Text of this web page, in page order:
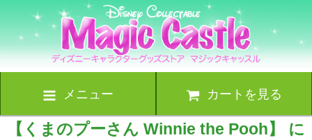
メニュー カートを見る
【くまのプーさん Winnie the Pooh】 に